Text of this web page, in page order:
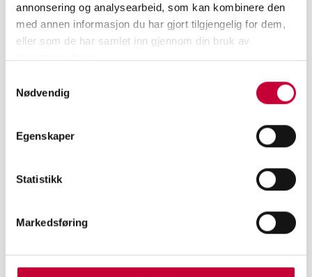
annonsering og analysearbeid, som kan kombinere den
med annen informasjon du har gjort tilgjengelig for dem,
eller som de har samlet inn gjennom din bruk av
tjenestene deres.
Nødvendig
Egenskaper
Statistikk
Markedsføring